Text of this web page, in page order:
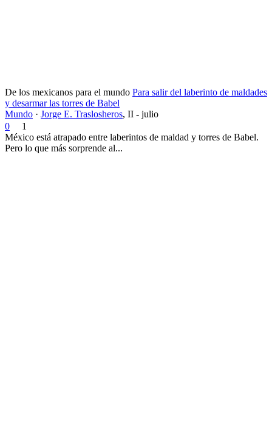
De los mexicanos para el mundo Para salir del laberinto de maldades
y desarmar las torres de Babel
Mundo · Jorge E. Traslosheros, II - julio
0
1
México está atrapado entre laberintos de maldad y torres de Babel.
Pero lo que más sorprende al...